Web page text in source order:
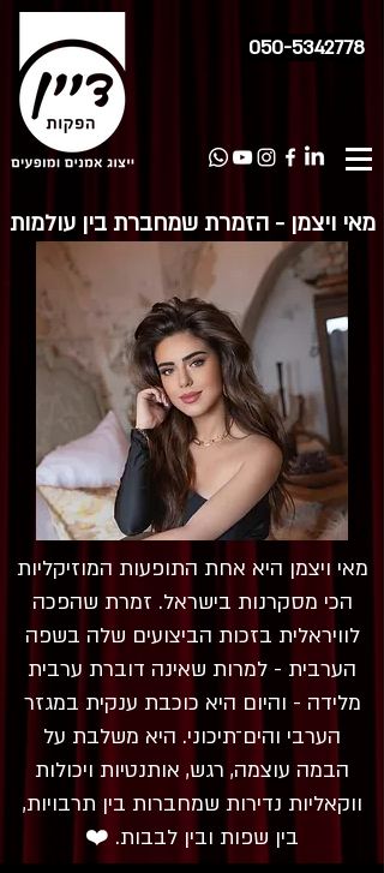
050-5342778
מאי ויצמן - הזמרת שמחברת בין עולמות
מאי ויצמן היא אחת התופעות המוזיקליות
הכי מסקרנות בישראל. זמרת שהפכה
לוויראלית בזכות הביצועים שלה בשפה
הערבית - למרות שאינה דוברת ערבית
מלידה - והיום היא כוכבת ענקית במגזר
הערבי והים־תיכוני. היא משלבת על
הבמה עוצמה, רגש, אותנטיות ויכולות
ווקאליות נדירות שמחברות בין תרבויות,
בין שפות ובין לבבות. ❤️